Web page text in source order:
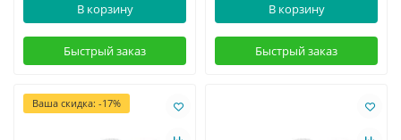
В корзину
Быстрый заказ
В корзину
Быстрый заказ
Ваша скидка: -17%